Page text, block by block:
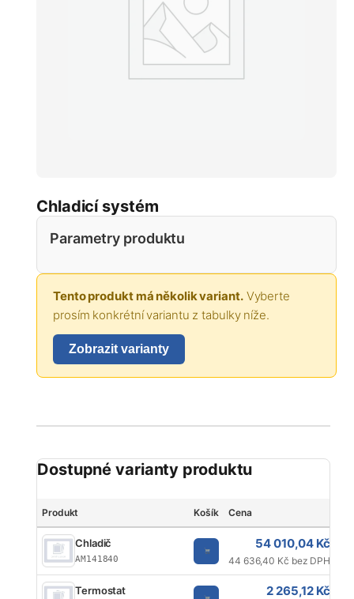
Chladicí systém
Parametry produktu
Tento produkt má několik variant.Vyberte
prosím konkrétní variantu z tabulky níže.
Zobrazit varianty
Dostupné varianty produktu
Produkt Košík Cena
Chladič
AM141840
54 010,04 Kč
44 636,40 Kč bez DPH
Termostat 2 265,12 Kč